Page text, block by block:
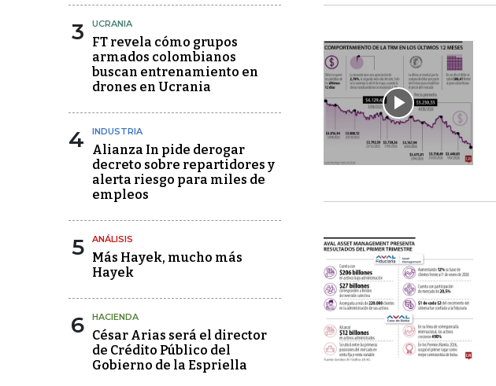
3 UCRANIA
FT revela cómo grupos
armados colombianos
buscan entrenamiento en
drones en Ucrania
4 INDUSTRIA
Alianza In pide derogar
decreto sobre repartidores y
alerta riesgo para miles de
empleos
5 ANÁLISIS
Más Hayek, mucho más
Hayek
6 HACIENDA
César Arias será el director
de Crédito Público del
Gobierno de la Espriella